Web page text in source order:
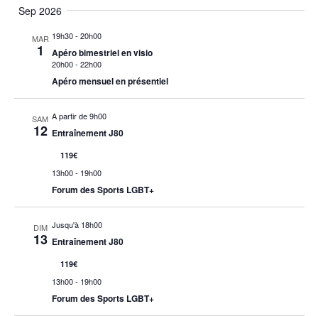
et
vues
date
Sep 2026
MAR
1
19h30- 20h00
Apéro bimestriel en visio
20h00- 22h00
Apéro mensuel en présentiel
SAM
12
A partir de 9h00
Entraînement J80
119€
13h00- 19h00
Forum des Sports LGBT+
DIM
13
Jusqu'à 18h00
Entraînement J80
119€
13h00- 19h00
Forum des Sports LGBT+